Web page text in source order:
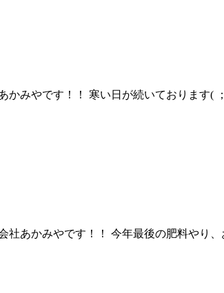
みやです！！ 寒い日が続いております(
あかみやです！！ 今年最後の肥料やり